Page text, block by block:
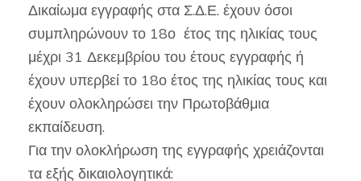
Δικαίωμα εγγραφής στα Σ.Δ.Ε. έχουν όσοι
συμπληρώνουν το 18ο έτος της ηλικίας τους
μέχρι 31 Δεκεμβρίου του έτους εγγραφής ή
έχουν υπερβεί το 18ο έτος της ηλικίας τους και
έχουν ολοκληρώσει την Πρωτοβάθμια
εκπαίδευση.
Για την ολοκλήρωση της εγγραφής χρειάζονται
τα εξής δικαιολογητικά: